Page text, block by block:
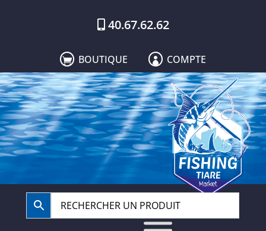
40.67.62.62
 BOUTIQUE  COMPTE